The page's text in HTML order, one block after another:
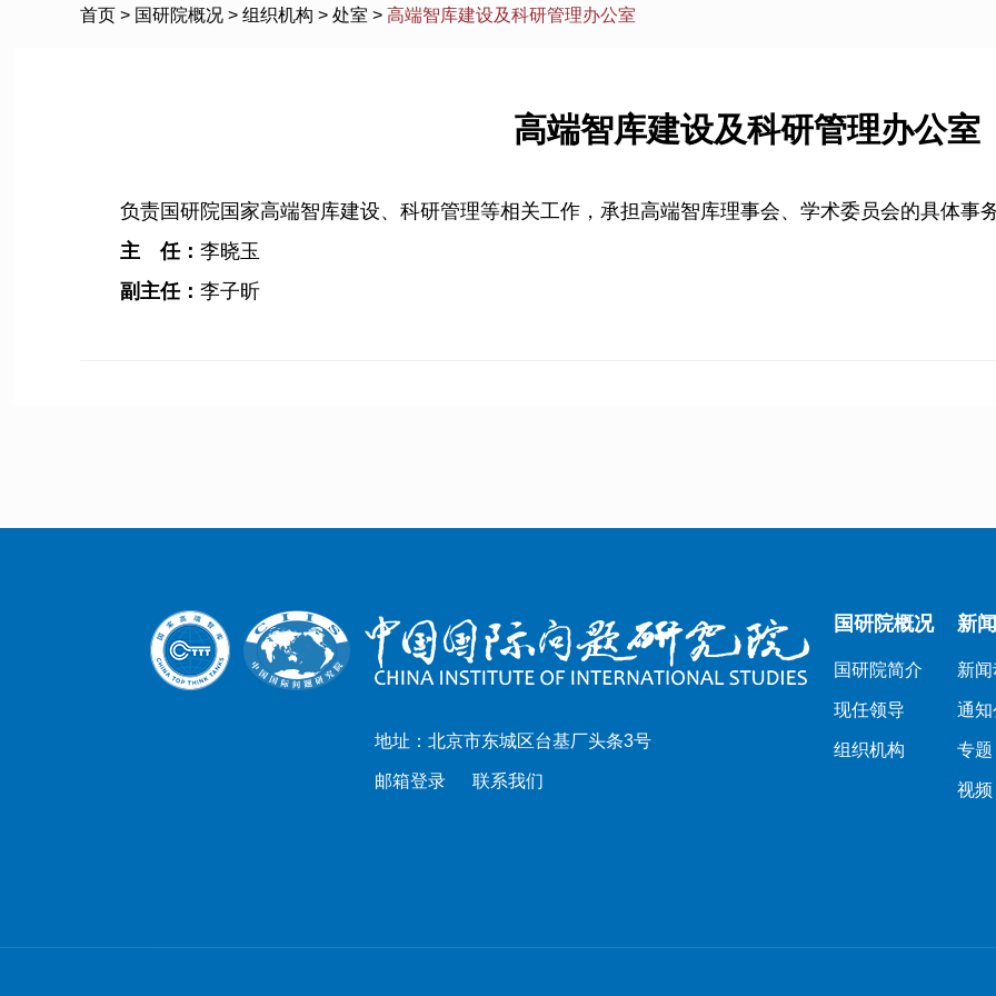
首页 > 国研院概况 > 组织机构 > 处室 > 高端智库建设及科研管理办公室
高端智库建设及科研管理办公室
负责国研院国家高端智库建设、科研管理等相关工作，承担高端智库理事会、学术委员会的具体事
主 任： 李晓玉
副主任： 李子昕
地址：北京市东城区台基厂头条3号
邮箱登录 联系我们
国研院概况
国研院简介
现任领导
组织机构
新
新
通
专题
视频